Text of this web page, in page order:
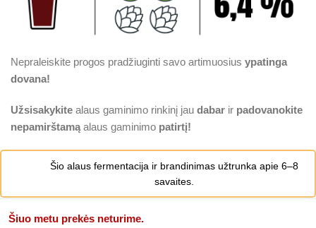
Nepraleiskite progos pradžiuginti savo artimuosius ypatinga
dovana!
Užsisakykite alaus gaminimo rinkinį jau dabar ir padovanokite
nepamirštamą alaus gaminimo patirtį!
Šio alaus fermentacija ir brandinimas užtrunka apie 6–8
savaites.
Šiuo metu prekės neturime.